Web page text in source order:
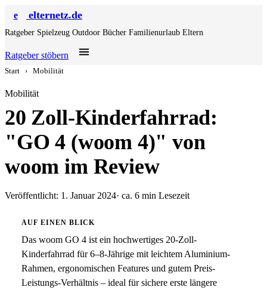
e elternetz.de
Ratgeber Spielzeug Outdoor Bücher Familienurlaub Eltern
Ratgeber stöbern
Start › Mobilität
Mobilität
20 Zoll-Kinderfahrrad:
"GO 4 (woom 4)" von
woom im Review
Veröffentlicht: 1. Januar 2024· ca. 6 min Lesezeit
AUF EINEN BLICK
Das woom GO 4 ist ein hochwertiges 20-Zoll-
Kinderfahrrad für 6–8-Jährige mit leichtem Aluminium-
Rahmen, ergonomischen Features und gutem Preis-
Leistungs-Verhältnis – ideal für sichere erste längere